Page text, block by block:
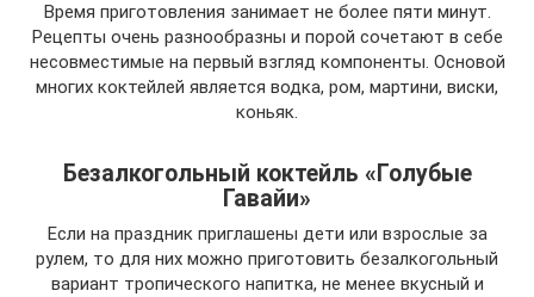
Время приготовления занимает не более пяти минут.
Рецепты очень разнообразны и порой сочетают в себе
несовместимые на первый взгляд компоненты. Основой
многих коктейлей является водка, ром, мартини, виски,
коньяк.
Безалкогольный коктейль «Голубые
Гавайи»
Если на праздник приглашены дети или взрослые за
рулем, то для них можно приготовить безалкогольный
вариант тропического напитка, не менее вкусный и